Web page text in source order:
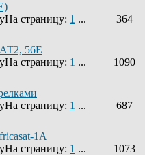
На страницу: 1 ...
364
56E
На страницу: 1 ...
1090
На страницу: 1 ...
687
1A
На страницу: 1 ...
1073